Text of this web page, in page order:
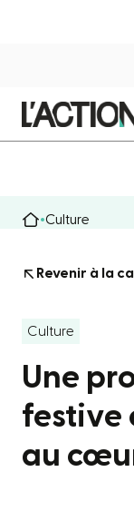
Culture
Revenir à la
Culture
Une
festive
au